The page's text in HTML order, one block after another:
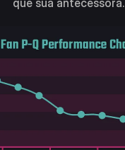
que sua antecessora.